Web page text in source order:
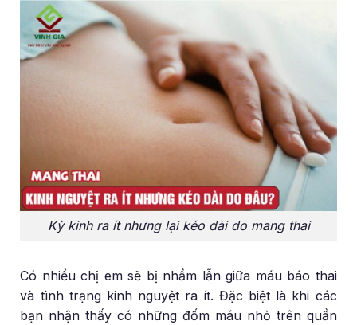
Kỳ kinh ra ít nhưng lại kéo dài do mang thai
Có nhiều chị em sẽ bị nhầm lẫn giữa máu báo thai
và tình trạng kinh nguyệt ra ít. Đặc biệt là khi các
bạn nhận thấy có những đốm máu nhỏ trên quần